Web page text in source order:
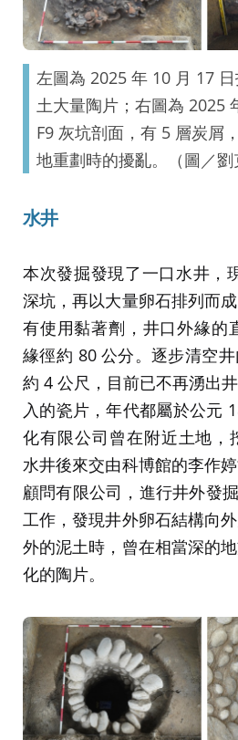
左圖為 2025 年 10 月 17
土大量陶片；右圖為 2025
F9 灰坑剖面，有 5 層炭屑
地重劃時的擾亂。（圖／劉
水井
本次發掘發現了一口水井，
深坑，再以大量卵石排列而
有使用黏著劑，井口外緣的
緣徑約 80 公分。逐步清空
約 4 公尺，目前已不再湧出
入的瓷片，年代都屬於公元
化有限公司曾在附近土地，
水井後來交由科博館的李作
顧問有限公司，進行井外發
工作，發現井外卵石結構向
外的泥土時，曾在相當深的
化的陶片。